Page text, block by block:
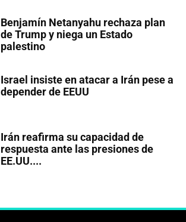
Benjamín Netanyahu rechaza plan
de Trump y niega un Estado
palestino
Israel insiste en atacar a Irán pese a
depender de EEUU
Irán reafirma su capacidad de
respuesta ante las presiones de
EE.UU....